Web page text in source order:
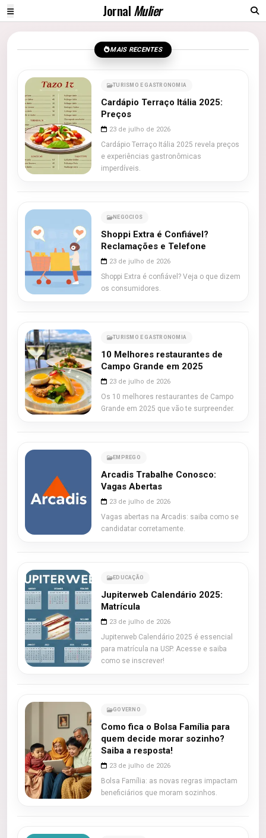
JornalMulier
MAIS RECENTES
TURISMO E GASTRONOMIA
Cardápio Terraço Itália 2025:
Preços
23 de julho de 2026
Cardápio Terraço Itália 2025 revela preços
e experiências gastronômicas
imperdíveis.
NEGOCIOS
Shoppi Extra é Confiável?
Reclamações e Telefone
23 de julho de 2026
Shoppi Extra é confiável? Veja o que dizem
os consumidores.
TURISMO E GASTRONOMIA
10 Melhores restaurantes de
Campo Grande em 2025
23 de julho de 2026
Os 10 melhores restaurantes de Campo
Grande em 2025 que vão te surpreender.
EMPREGO
Arcadis Trabalhe Conosco:
Vagas Abertas
23 de julho de 2026
Vagas abertas na Arcadis: saiba como se
candidatar corretamente.
EDUCAÇÃO
Jupiterweb Calendário 2025:
Matrícula
23 de julho de 2026
Jupiterweb Calendário 2025 é essencial
para matrícula na USP. Acesse e saiba
como se inscrever!
GOVERNO
Como fica o Bolsa Família para
quem decide morar sozinho?
Saiba a resposta!
23 de julho de 2026
Bolsa Família: as novas regras impactam
beneficiários que moram sozinhos.